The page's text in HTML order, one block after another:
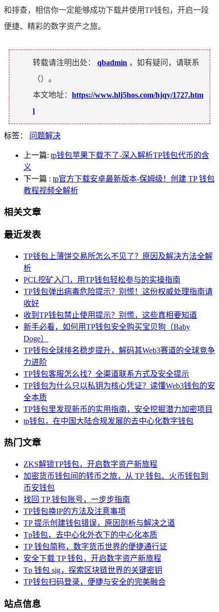
和排查，相信你一定能够成功下载并使用TP钱包，开启一段
便捷、精彩的数字资产之旅。
转载请注明出处： qbadmin ，如有疑问，请联系
（）。
本文地址： https://www.hlj5hos.com/hjqy/1727.htm
l
标签： 问题解决
上一篇: tp钱包苹果下载不了-深入解析TP钱包代币的含
义
下一篇 : tp官方下载安卓最新版本-保姆级！创建 TP 钱包
教程视频全解析
相关文章
最近发表
TP钱包上薄饼交易所怎么不见了？原因及解决方法全解
析
PCL挖矿入门，用TP钱包轻松参与的实操指南
TP钱包弹出病毒危险提示？别慌！这份权威处理指南请
收好
收到TP钱包禁止使用提示？别慌，这些真相要知道
新手必看，如何用TP钱包安全购买宝贝狗（Baby
Doge）
TP钱包全球排名稳步提升，解码其Web3赛道的全球竞争
力进阶
TP钱包客服怎么找？全渠道联系方式及安全提示
TP钱包为什么只以私钥为核心凭证？读懂Web3钱包的安
全本质
TP钱包里发现新币的实用指南，安全挖掘潜力加密项目
tp钱包，在中国大陆合规发展的去中心化数字钱包
热门文章
ZKS解锁TP钱包，开启数字资产新旅程
加密货币钱包间的转币之旅，从 TP 钱包、火币钱包到
币安钱包
找回 TP 钱包账号，一步步指南
TP钱包换IP的方法及注意事项
TP 提示创建钱包错误，原因剖析与解决之道
Tp钱包，去中心化外衣下的中心化本质
TP 钱包简称，数字货币世界的便捷通行证
安全下载 TP 钱包，开启数字资产新旅程
Tp 钱包 sig，探索区块链世界的关键密钥
TP钱包扫码登录，便捷与安全的完美融合
站点信息